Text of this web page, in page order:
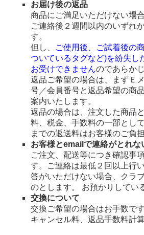
お届け後の返品
商品にご満足いただけない場
ご連絡後２週間以内のいずれ
す。
但し、
ご使用後、ご試着後の
ついているタグなど)を紛失し
お受けできませんのであらか
返品ご希望の場合は、まずＥ
号／会員番号と返品希望の商
案内いたします。
返品の場合は、注文した商品
料、税金、手数料の一部として
までの返送料はお客様のご負
お客様とemailで連絡がとれな
ご注文、配送等につき確認事
す。ご連絡は最低２回以上行
答がいただけない場合、クラ
のとします。 お預かりしてい
交換について
交換ご希望の場合はお手数で
キャンセル料、返品手数料計